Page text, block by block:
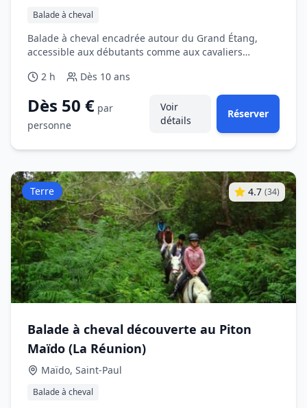
Balade à cheval
Balade à cheval encadrée autour du Grand Étang,
accessible aux débutants comme aux cavaliers
2 h
Dès 10 ans
Dès 50 € par
personne
Voir
détails
Réserver
Terre 4.7 (34)
Balade à cheval découverte au Piton
Maïdo (La Réunion)
Maïdo, Saint‑Paul
Balade à cheval